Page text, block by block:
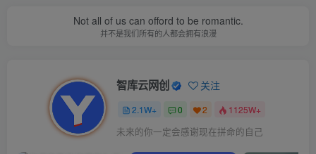
Not all of us can offord to be romantic.
并不是我们所有的人都会拥有浪漫
智库云网创 关注
2.1W+ 0 2 1125W+
未来的你一定会感谢现在拼命的自己